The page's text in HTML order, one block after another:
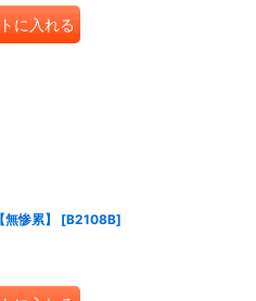
に入れる
惨累】 [B2108B]